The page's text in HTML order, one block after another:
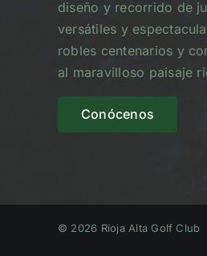
diseño y recorrido de
versátiles y
robles centenarios y
al maravilloso paisaje
Conócenos
© 2026 Rioja Alta Golf Club